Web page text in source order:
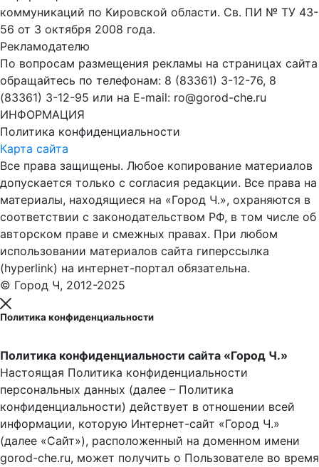
коммуникаций по Кировской области. Св. ПИ № ТУ 43-
56 от 3 октября 2008 года.
Рекламодателю
По вопросам размещения рекламы на страницах сайта
обращайтесь по телефонам: 8 (83361) 3-12-76, 8
(83361) 3-12-95 или на E-mail: ro@gorod-che.ru
ИНФОРМАЦИЯ
Политика конфиденциальности
Карта сайта
Все права защищены. Любое копирование материалов
допускается только с согласия редакции. Все права на
материалы, находящиеся на «Город Ч.», охраняются в
соответствии с законодательством РФ, в том числе об
авторском праве и смежных правах. При любом
использовании материалов сайта гиперссылка
(hyperlink) на интернет-портал обязательна.
© Город Ч, 2012-2025
Политика конфиденциальности
Политика конфиденциальности сайта «Город Ч.»
Настоящая Политика конфиденциальности
персональных данных (далее – Политика
конфиденциальности) действует в отношении всей
информации, которую Интернет-сайт «Город Ч.»
(далее «Сайт»), расположенный на доменном имени
gorod-che.ru, может получить о Пользователе во время